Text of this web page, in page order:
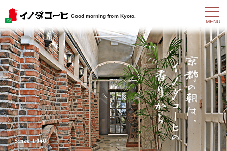
Good morning from Kyoto.
t
o
g
g
l
e
n
a
v
g
a
t
i
o
n
MENU